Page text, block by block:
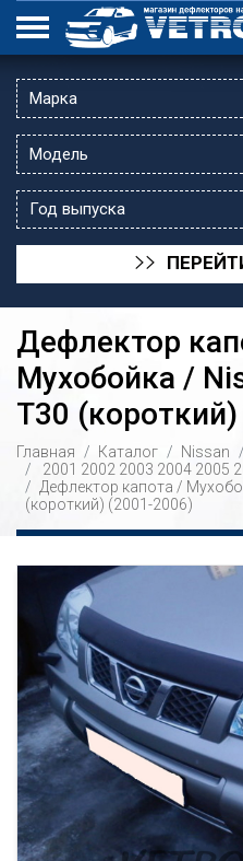
выходной
>>
Дефлектор
Мухобойка /
T30
Главная Каталог Nissan
2001 2002 2003 2004 2005
Дефлектор капота /
(короткий) (2001-2006)